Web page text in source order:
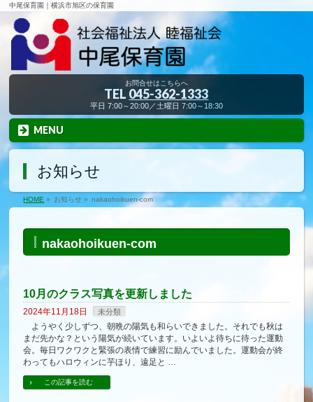
中尾保育園｜横浜市旭区の保育園
お問合せはこちらへ
TEL 045-362-1333
平日 7:00～20:00／土曜日 7:00～18:30
MENU
お知らせ
HOME » お知らせ » nakaohoikuen-com
nakaohoikuen-com
10月のクラス写真を更新しました
2024年11月18日 未分類
ようやく少しずつ、朝晩の陽気も和らいできました。それでも秋は
まだ先かな？という陽気が続いています。いよいよ待ちに待った運動
会。毎日ワクワクと緊張の表情で練習に励んでいました。運動会が終
わってもハロウィンに芋ほり、遠足と …
この記事を読む